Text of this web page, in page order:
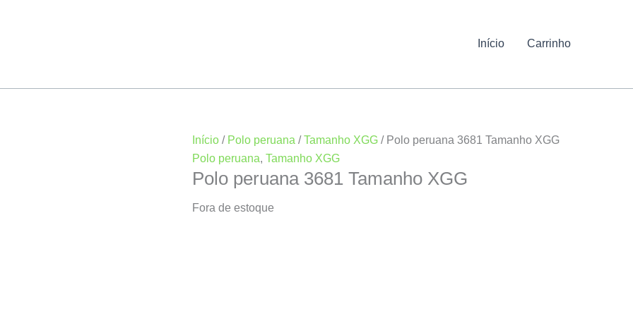
Início Carrinho
Início / Polo peruana /Tamanho XGG / Polo peruana 3681 Tamanho XGG
Polo peruana, Tamanho XGG
Polo peruana 3681 Tamanho XGG
Fora de estoque